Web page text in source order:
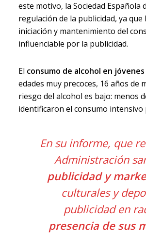
este motivo, la Sociedad
regulación de la publicidad, ya
iniciación y mantenimiento del
influenciable por la publicidad.
El consumo de alcohol en
edades muy precoces, 16 años de
riesgo del alcohol es bajo: menos
identificaron el consumo intensivo
En su informe, que
Administración
publicidad y
culturales y
publicidad en
presencia de sus